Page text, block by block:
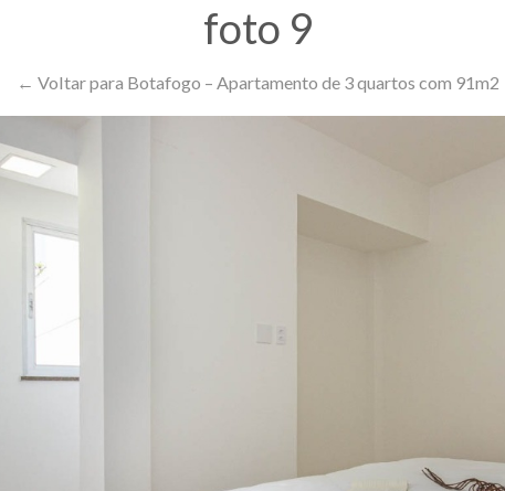
foto 9
← Voltar para Botafogo – Apartamento de 3 quartos com 91m2